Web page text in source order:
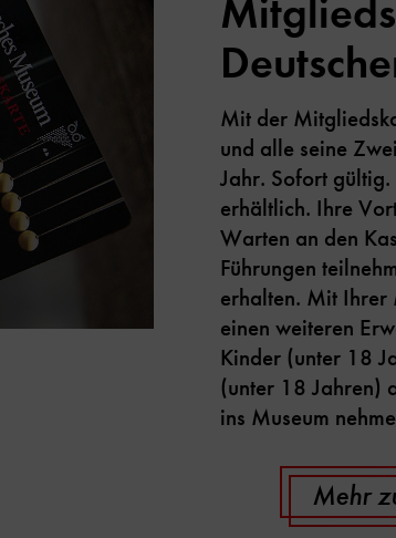
Mit der
und alle seine
Jahr. Sofort
erhältlich. Ihre
Warten an den
Führungen
erhalten. Mit Ihrer
einen weiteren
Kinder (unter 18
(unter 18 Jahren)
ins Museum
Mehr